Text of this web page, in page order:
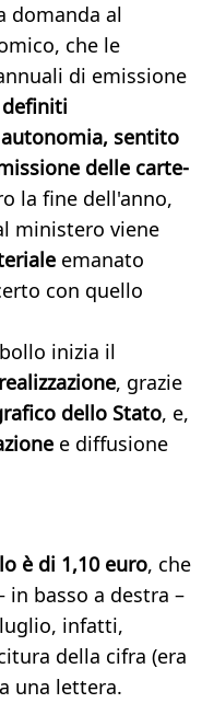
domanda al
che le
di emissione
sentito
delle carte-
la fine dell'anno,
ministero viene
emanato
con quello
inizia il
realizzazione, grazie
dello Stato, e,
e diffusione
è di 1,10 euro, che
in basso a destra –
infatti,
della cifra (era
una lettera.